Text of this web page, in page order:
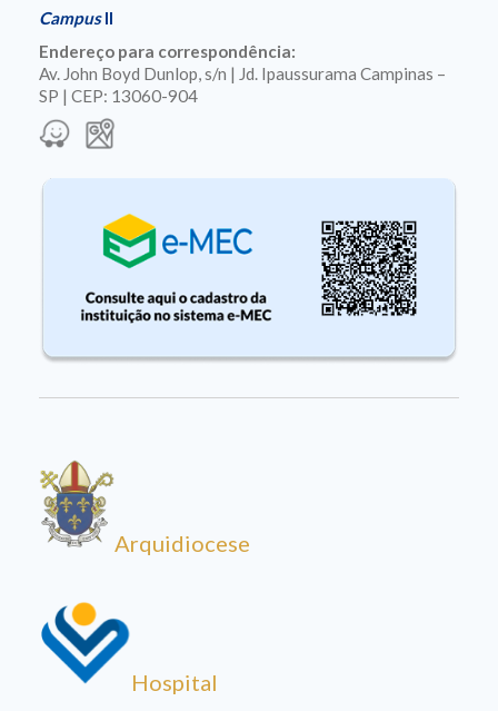
CampusII
Endereço para correspondência:
Av. John Boyd Dunlop, s/n | Jd. Ipaussurama Campinas –
SP | CEP: 13060-904
Arquidiocese
Hospital